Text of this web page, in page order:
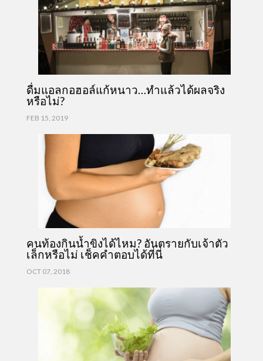
ดื่มแอลกอฮอล์แก้หนาว…ทำแล้วได้ผลจริง
หรือไม่?
FEB 15, 2019
คนท้องกินน้ำขิงได้ไหม? อันตรายกับเจ้าตัว
เล็กหรือไม่ เช็คคำตอบได้ที่นี่
OCT 07, 2018